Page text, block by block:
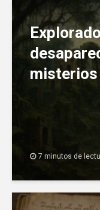
misterios
7 minutos de